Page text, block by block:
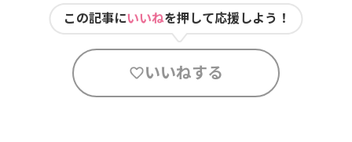
この記事にいいねを押して応援しよう！
いいねする